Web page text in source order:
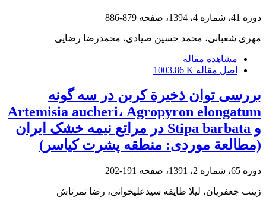
دوره 41، شماره 4، 1394، صفحه 879-886
مهری شعبانی، محمد حسین صیادی، محمدرضا رضایی
مشاهده مقاله
اصل مقاله 1003.86 K
بررسی توان ذخیرة کربن در سه گونه
Artemisia aucheri، Agropyron elongatum
و Stipa barbata در مراتع نیمه خشک ایران
(مطالعة موردی: منطقه پشرت کیاسر)
دوره 65، شماره 2، 1391، صفحه 191-202
زینب جعفریان، لیلا طایفه سیدعلیخوانی، رضا تمرتاش